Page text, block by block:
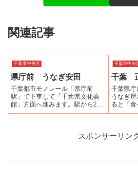
関連記事
千葉市中央区
県庁前 うなぎ安田
千葉都市モノレール「県庁前
駅」で下車して「千葉県文化会
館」方面へ進みます。駅から2階
通路を歩いていると千葉城（千
えます。千葉県文化会館方面の
千葉市中央
千葉
千葉県
うなぎ
ると「
「正木
小路を入
スポンサーリン